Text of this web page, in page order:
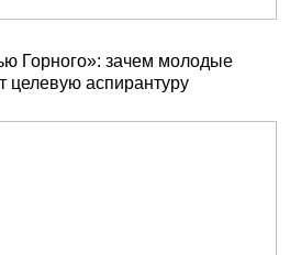
Горного»: зачем молодые
целевую аспирантуру